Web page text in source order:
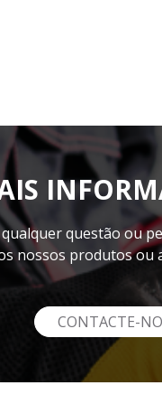
questão ou
nossos produtos ou
CONTACTE-